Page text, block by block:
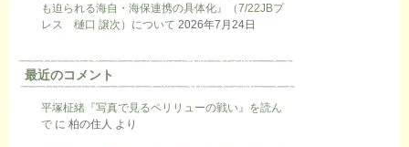
も迫られる海自・海保連携の具体化』（7/22JBプ
レス 樋口 譲次）について 2026年7月24日
最近のコメント
平塚柾緒『写真で見るペリリューの戦い』を読ん
で に 柏の住人 より